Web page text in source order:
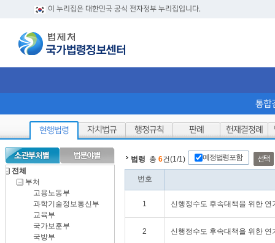
이 누리집은 대한민국 공식 전자정부 누리집입니다.
통합
현행법령 자치법규 행정규칙 판례 헌재결정례
전체
부처
고용노동부
과학기술정보통신부
교육부
국가보훈부
국방부
법령 총 6건(1/1) 예정법령포함 선택
번호
1 신행정수도 후속대책을 위한
2 신행정수도 후속대책을 위한